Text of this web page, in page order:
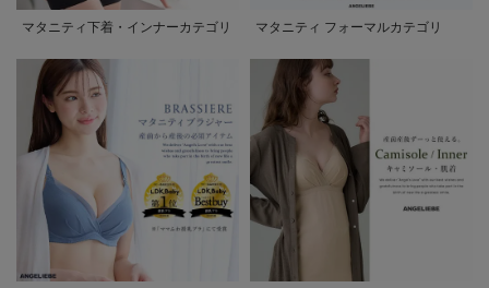
マタニティ下着・インナーカテゴリ マタニティ フォーマルカテゴリ